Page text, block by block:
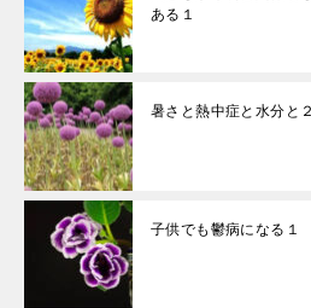
ある１
暑さと熱中症と水分と
子供でも鬱病になる１